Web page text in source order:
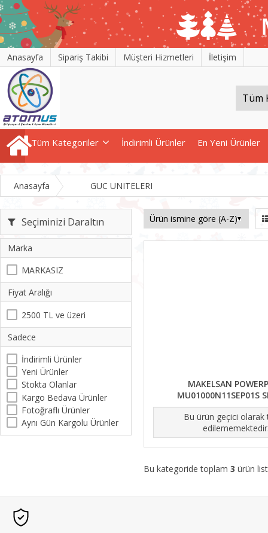
Anasayfa Sipariş Takibi Müşteri Hizmetleri İletişim
Tüm Kategoriler İndirimli Ürünler En Yeni Ürünler
Anasayfa GUC UNITELERI
Seçiminizi Daraltın
Marka
MARKASIZ
Fiyat Aralığı
2500 TL ve üzeri
Sadece
İndirimli Ürünler
Yeni Ürünler
Stokta Olanlar
Kargo Bedava Ürünler
Fotoğraflı Ürünler
Aynı Gün Kargolu Ürünler
MAKELSAN
MU01000N11SEP01S
Bu ürün geçici olarak
Bu kategoride toplam 3 ürün